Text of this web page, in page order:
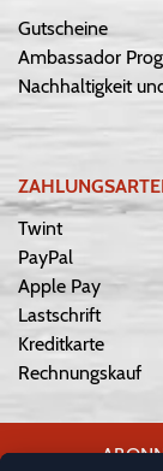
Gutscheine
Ambassador
Nachhaltigkeit
Twint
PayPal
Apple Pay
Lastschrift
Kreditkarte
Rechnungskauf